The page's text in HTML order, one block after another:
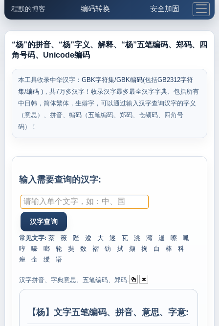
程默的博客 编码转换 安全加固
邮件工具 生活便民 更多工具
“杨”的拼音、“杨”字义、解释、“杨”五笔编码、郑码、四
角号码、Unicode编码
本工具收录中华汉字： GBK字符集/GBK编码(包括GB2312字符
集/编码 )，共7万多汉字！收录汉字最多最全汉字字典、包括所有
中日韩，简体繁体，生僻字，可以通过输入汉字查询汉字的字义
（意思）、拼音、编码（五笔编码、郑码、仓颉码、四角号
码）！
输入需要查询的汉字:
常见文字: 萘 薇 陛 逡 大 逐 瓦 洮 湾 逞 嚓
呱
哼
嚎 啷 轮 奘 数 褶 钫 拭 撷 掬 白 棒
科
痤
企 绶 语
汉字拼音、字典意思、五笔编码、郑码:
【杨】文字五笔编码、拼音、意思、字意: